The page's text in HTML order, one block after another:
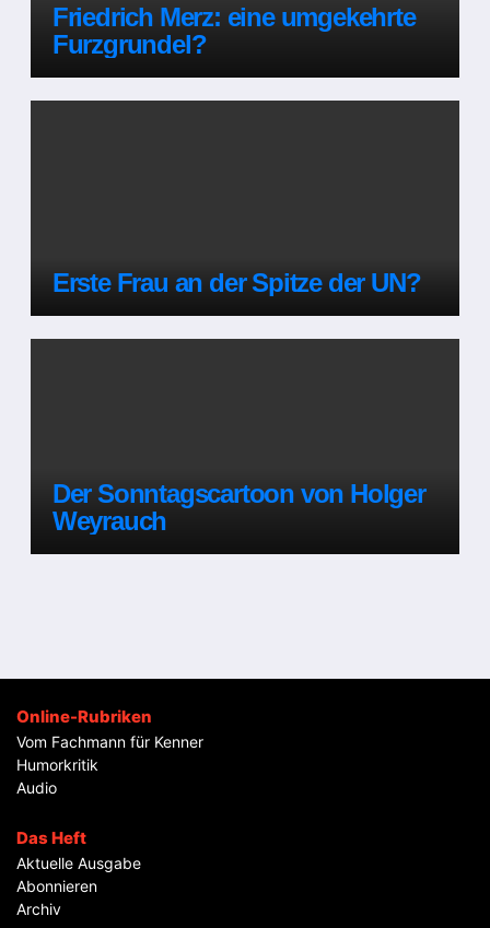
Friedrich Merz: eine umgekehrte
Furzgrundel?
Erste Frau an der Spitze der UN?
Der Sonntagscartoon von Holger
Weyrauch
Online-Rubriken
Vom Fachmann für Kenner
Humorkritik
Audio
Das Heft
Aktuelle Ausgabe
Abonnieren
Archiv